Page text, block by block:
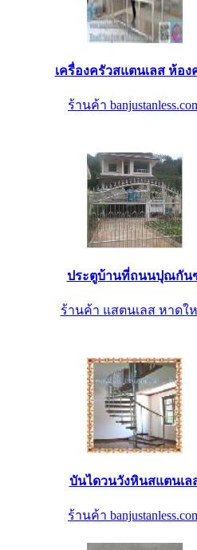
เครื่องครัวสแตนเลส ห้อง
ร้านค้า
ประตูบ้านที่ถนนปุณกัน
ร้านค้า แสตนเลส หาดใ
บันไดวนวังหินสแตนเล
ร้านค้า